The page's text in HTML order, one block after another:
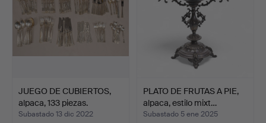
JUEGO DE CUBIERTOS,
alpaca, 133 piezas.
Subastado 13 dic 2022
PLATO DE FRUTAS A PIE,
alpaca, estilo mixt…
Subastado 5 ene 2025